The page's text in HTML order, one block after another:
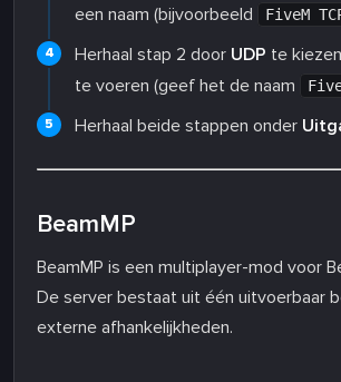
een naam (bijvoorbeeld
FiveM
Herhaal stap 2 door UDP te
te voeren (geef het de naam
Herhaal beide stappen onder
BeamMP
BeamMP is een multiplayer-mod voor
De server bestaat uit één uitvoerbaar
externe afhankelijkheden.